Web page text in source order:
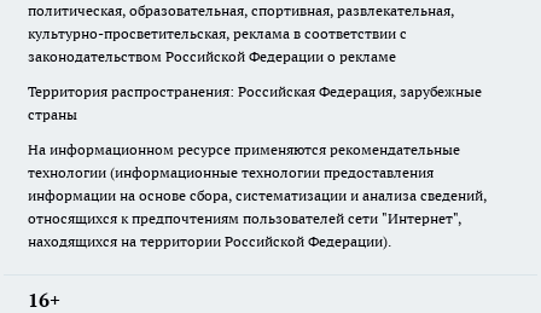
политическая, образовательная, спортивная, развлекательная,
культурно-просветительская, реклама в соответствии с
законодательством Российской Федерации о рекламе
Территория распространения: Российская Федерация, зарубежные
страны
На информационном ресурсе применяются рекомендательные
технологии (информационные технологии предоставления
информации на основе сбора, систематизации и анализа сведений,
относящихся к предпочтениям пользователей сети "Интернет",
находящихся на территории Российской Федерации).
16+